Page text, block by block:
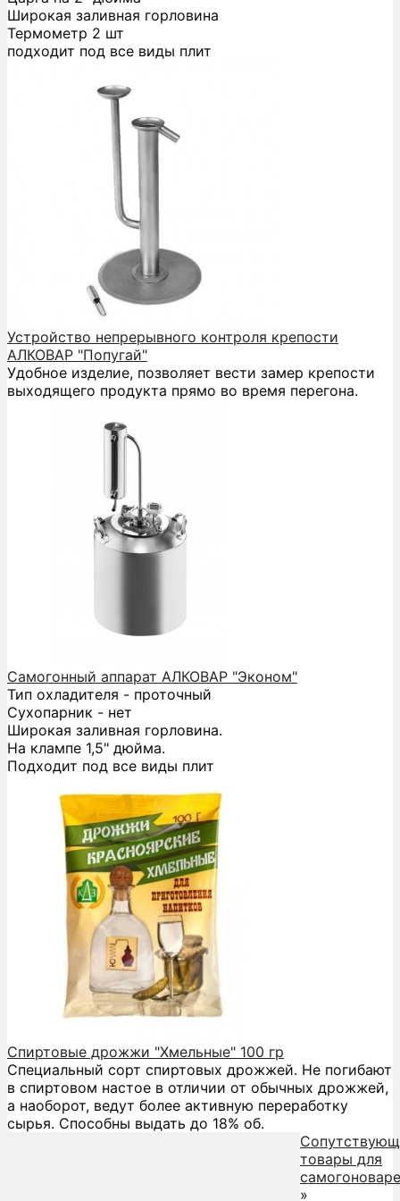
Широкая заливная горловина
Термометр 2 шт
подходит под все виды плит
Устройство непрерывного контроля крепости
АЛКОВАР "Попугай"
Удобное изделие, позволяет вести замер крепости
выходящего продукта прямо во время перегона.
Самогонный аппарат АЛКОВАР "Эконом"
Тип охладителя - проточный
Сухопарник - нет
Широкая заливная горловина.
На клампе 1,5" дюйма.
Подходит под все виды плит
Спиртовые дрожжи "Хмельные" 100 гр
Специальный сорт спиртовых дрожжей. Не погибают
в спиртовом настое в отличии от обычных дрожжей,
а наоборот, ведут более активную переработку
сырья. Способны выдать до 18% об.
товары для
»